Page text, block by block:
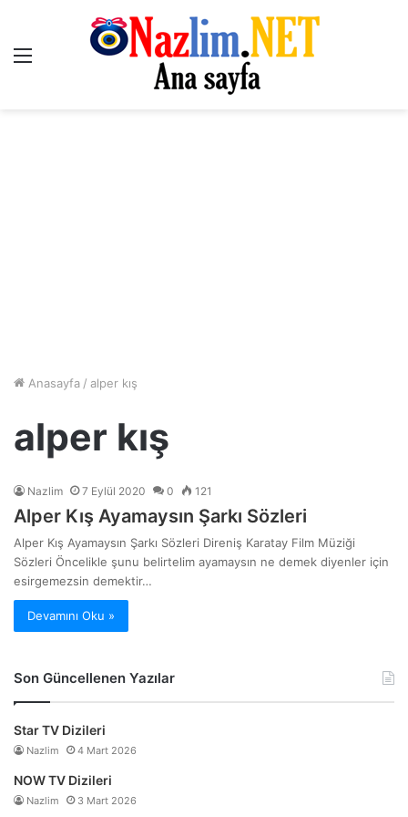
Menü
Anasayfa / alper kış
alper kış
Nazlim 7 Eylül 2020 0 121
Alper Kış Ayamaysın Şarkı Sözleri
Alper Kış Ayamaysın Şarkı Sözleri Direniş Karatay Film Müziği
Sözleri Öncelikle şunu belirtelim ayamaysın ne demek diyenler için
esirgemezsin demektir…
Devamını Oku »
Son Güncellenen Yazılar
Star TV Dizileri
Nazlim 4 Mart 2026
NOW TV Dizileri
Nazlim 3 Mart 2026